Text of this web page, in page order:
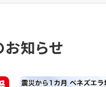
知らせ